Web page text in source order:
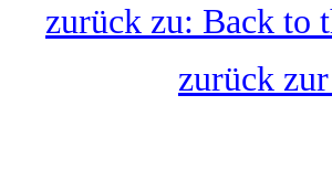
zurück zu: Back to
zurück